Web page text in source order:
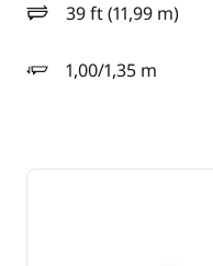
39 ft (11,99 m)
longueur
1,00/1,35 m
tirant d'eau